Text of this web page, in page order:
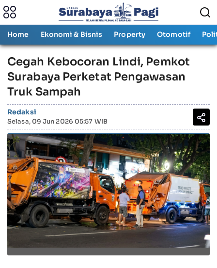
Home Ekonomi & Bisnis Property Otomotif
Cegah Kebocoran Lindi, Pemkot
Surabaya Perketat Pengawasan
Truk Sampah
Redaksi
Selasa, 09 Jun 2026 05:57 WIB